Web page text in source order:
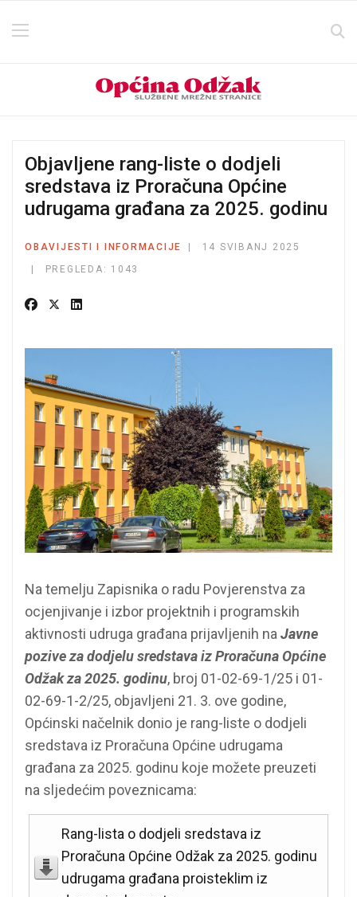
Objavljene rang-liste o dodjeli
sredstava iz Proračuna Općine
udrugama građana za 2025. godinu
OBAVIJESTI I INFORMACIJE
14 SVIBANJ 2025
PREGLEDA: 1043
Na temelju Zapisnika o radu Povjerenstva za
ocjenjivanje i izbor projektnih i programskih
aktivnosti udruga građana prijavljenih naJavne
pozive za dodjelu sredstava iz Proračuna Općine
Odžak za 2025. godinu, broj 01-02-69-1/25 i 01-
02-69-1-2/25, objavljeni 21. 3. ove godine,
Općinski načelnik donio je rang-liste o dodjeli
sredstava iz Proračuna Općine udrugama
građana za 2025. godinu koje možete preuzeti
na sljedećim poveznicama:
Rang-lista o dodjeli sredstava iz
Proračuna Općine Odžak za 2025. godinu
udrugama građana proisteklim iz